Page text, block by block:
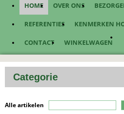
HOME OVER ONS
REFERENTIES KENMERKEN
CONTACT WINKELWAGEN
Categorie
Alle artikelen